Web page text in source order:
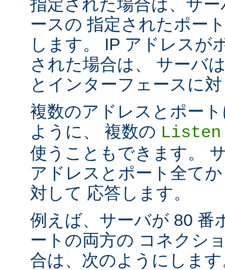
指定された場合は、サ
ースの 指定されたポー
します。 IP アドレスが
された場合は、 サーバ
とインターフェースに
複数のアドレスとポー
ように、 複数の Listen
使うこともできます。
アドレスとポート全て
対して 応答します。
例えば、サーバが 80 番
ートの両方の コネクシ
合は、次のようにしま